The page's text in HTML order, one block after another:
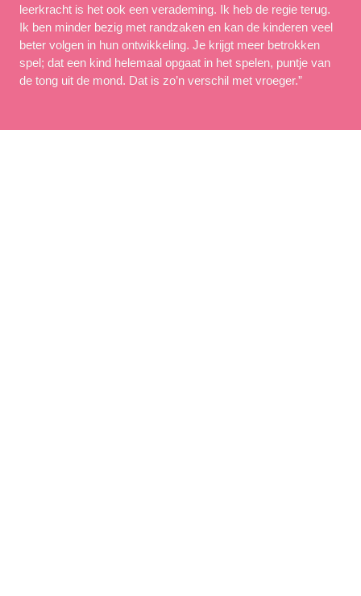
leerkracht is het ook een verademing. Ik heb de regie terug.
Ik ben minder bezig met randzaken en kan de kinderen veel
beter volgen in hun ontwikkeling. Je krijgt meer betrokken
spel; dat een kind helemaal opgaat in het spelen, puntje van
de tong uit de mond. Dat is zo’n verschil met vroeger.”